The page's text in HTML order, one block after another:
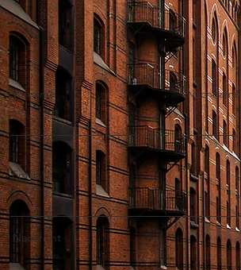
Vorname Nachname
Email
Nachricht